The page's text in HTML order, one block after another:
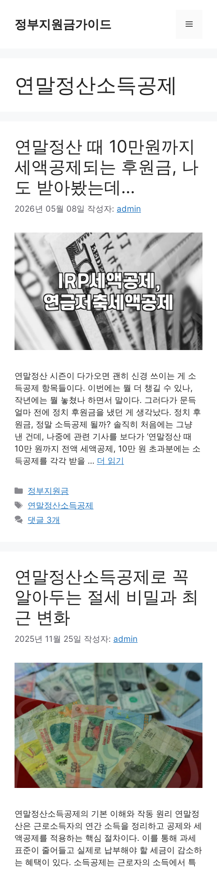
정부지원금가이드 메
연말정산소득공제
연말정산 때 10만원까지
세액공제되는 후원금, 나
도 받아봤는데…
2026년 05월 08일 작성자: admin
연말정산 시즌이 다가오면 괜히 신경 쓰이는 게 소
득공제 항목들이다. 이번에는 뭘 더 챙길 수 있나,
작년에는 뭘 놓쳤나 하면서 말이다. 그러다가 문득
얼마 전에 정치 후원금을 냈던 게 생각났다. 정치 후
원금, 정말 소득공제 될까? 솔직히 처음에는 그냥
낸 건데, 나중에 관련 기사를 보다가 ‘연말정산 때
10만 원까지 전액 세액공제, 10만 원 초과분에는 소
득공제를 각각 받을 … 더 읽기
카
테
리
정부지원금
태
그
연말정산소득공제
댓글 3개
연말정산소득공제로 꼭
알아두는 절세 비밀과 최
근 변화
2025년 11월 25일 작성자: admin
연말정산소득공제의 기본 이해와 작동 원리 연말정
산은 근로소득자의 연간 소득을 정리하고 공제와 세
액공제를 적용하는 핵심 절차이다. 이를 통해 과세
표준이 줄어들고 실제로 납부해야 할 세금이 감소하
는 혜택이 있다. 소득공제는 근로자의 소득에서 특